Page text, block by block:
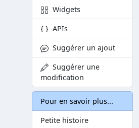
Widgets
APIs
Suggérer un ajout
Suggérer une
modification
Pour en savoir plus...
Petite histoire